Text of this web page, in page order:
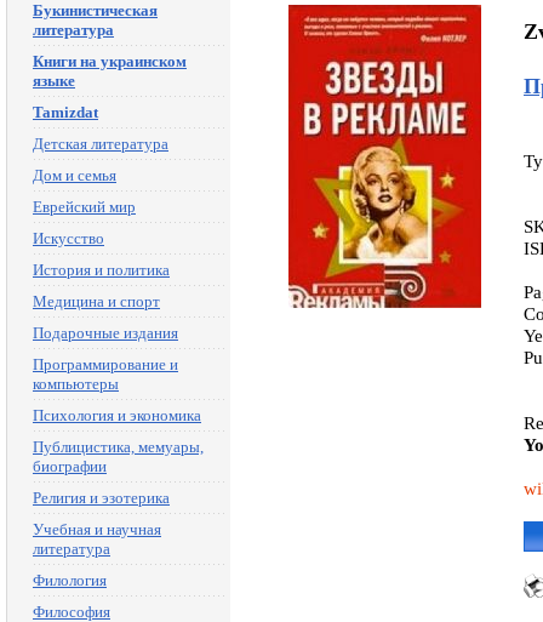
Букинистическая
литература
Книги на украинском
языке
Tamizdat
Детская литература
Дом и семья
Еврейский мир
Искусство
История и политика
Медицина и спорт
Подарочные издания
Программирование и
компьютеры
Психология и экономика
Публицистика, мемуары,
биографии
Религия и эзотерика
Учебная и научная
литература
Филология
Философия